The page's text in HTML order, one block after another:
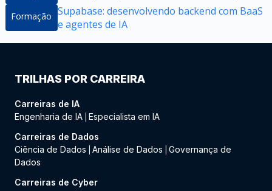
Formação Supabase: desenvolvendo backend com BaaS
e agentes de IA
TRILHAS POR CARREIRA
Carreiras de IA
Engenharia de IA Especialista em IA
Carreiras de Dados
Ciência de Dados
Análise de Dados
Governança de
Dados
Carreiras de Cyber